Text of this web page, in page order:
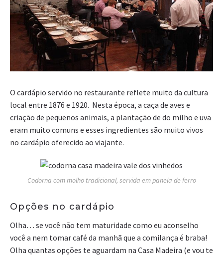
O cardápio servido no restaurante reflete muito da cultura
local entre 1876 e 1920. Nesta época, a caça de aves e
criação de pequenos animais, a plantação de do milho e uva
eram muito comuns e esses ingredientes são muito vivos
no cardápio oferecido ao viajante.
Codorna com molho tradicional, servida em panela de ferro
Opções no cardápio
Olha… se você não tem maturidade como eu aconselho
você a nem tomar café da manhã que a comilança é braba!
Olha quantas opções te aguardam na Casa Madeira (e vou te